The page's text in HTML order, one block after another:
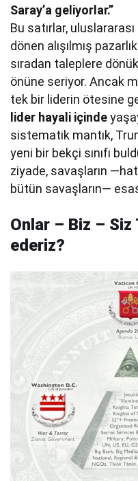
Saray’a geliyorlar.”
Bu satırlar,
dönen alışılmış
sıradan taleplere
önüne seriyor. Ancak
tek bir liderin ötesine
lider hayali içinde
sistematik mantık,
yeni bir bekçi sınıfı
ziyade, savaşların
bütün savaşların—
Onlar – Biz –
ederiz?